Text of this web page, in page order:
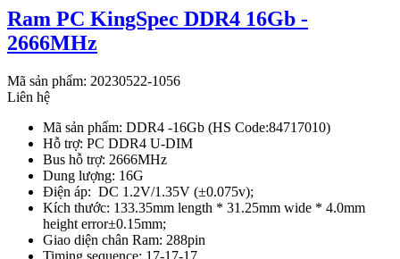
Ram PC KingSpec DDR4 16Gb -
2666MHz
Mã sản phẩm: 20230522-1056
Liên hệ
Mã sản phẩm: DDR4 -16Gb (HS Code:84717010)
Hỗ trợ: PC DDR4 U-DIM
Bus hỗ trợ: 2666MHz
Dung lượng: 16G
Điện áp: DC 1.2V/1.35V (±0.075v);
Kích thước: 133.35mm length * 31.25mm wide * 4.0mm
height error±0.15mm;
Giao diện chân Ram: 288pin
Timing sequence: 17-17-17